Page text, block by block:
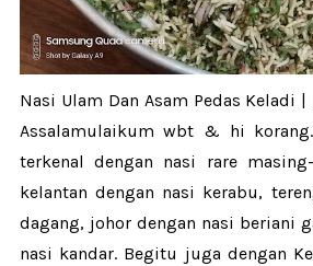
Nasi Ulam Dan Asam Pedas Keladi |
Assalamulaikum wbt & hi
terkenal dengan nasi rare
kelantan dengan nasi kerabu,
dagang, johor dengan nasi beriani
nasi kandar. Begitu juga dengan